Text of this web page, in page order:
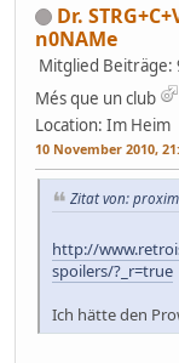
Dr.
n0NAMe
Mitglied Beiträge:
Més que un club
Location: Im Heim
10 November 2010,
Zitat von:
http://
spoilers/?_r=true
Ich hätte den